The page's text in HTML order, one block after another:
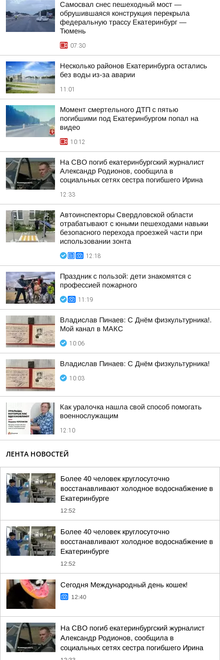
Самосвал снес пешеходный мост —
обрушившаяся конструкция перекрыла
федеральную трассу Екатеринбург —
Тюмень
07:30
Несколько районов Екатеринбурга остались
без воды из-за аварии
11:01
Момент смертельного ДТП с пятью
погибшими под Екатеринбургом попал на
видео
10:12
На СВО погиб екатеринбургский журналист
Александр Родионов, сообщила в
социальных сетях сестра погибшего Ирина
12:33
Автоинспекторы Свердловской области
отрабатывают с юными пешеходами навыки
безопасного перехода проезжей части при
использовании зонта
12:18
Праздник с пользой: дети знакомятся с
профессией пожарного
11:19
Владислав Пинаев: С Днём физкультурника!.
Мой канал в МАКС
10:06
Владислав Пинаев: С Днём физкультурника!
10:03
Как уралочка нашла свой способ помогать
военнослужащим
12:10
ЛЕНТА НОВОСТЕЙ
Более 40 человек круглосуточно
восстанавливают холодное водоснабжение в
Екатеринбурге
12:52
Более 40 человек круглосуточно
восстанавливают холодное водоснабжение в
Екатеринбурге
12:52
Сегодня Международный день кошек!
12:40
На СВО погиб екатеринбургский журналист
Александр Родионов, сообщила в
социальных сетях сестра погибшего Ирина